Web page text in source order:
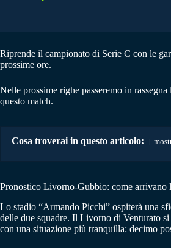
Riprende il campionato di Serie C con le
prossime ore.
Nelle prossime righe passeremo in
questo match.
Cosa troverai in questo articolo:
Pronostico Livorno-Gubbio: come arrivano
Lo stadio “Armando Picchi” ospiterà una
delle due squadre. Il Livorno di Venturato
con una situazione più tranquilla: decimo